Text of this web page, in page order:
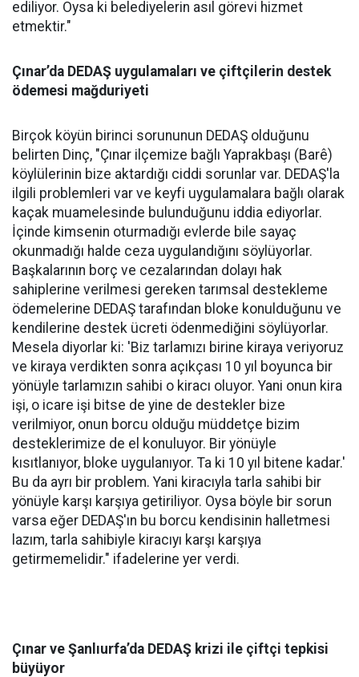
ediliyor. Oysa ki belediyelerin asıl görevi hizmet
etmektir."
Çınar’da DEDAŞ uygulamaları ve çiftçilerin destek
ödemesi mağduriyeti
Birçok köyün birinci sorununun DEDAŞ olduğunu
belirten Dinç, "Çınar ilçemize bağlı Yaprakbaşı (Barê)
köylülerinin bize aktardığı ciddi sorunlar var. DEDAŞ'la
ilgili problemleri var ve keyfi uygulamalara bağlı olarak
kaçak muamelesinde bulunduğunu iddia ediyorlar.
İçinde kimsenin oturmadığı evlerde bile sayaç
okunmadığı halde ceza uygulandığını söylüyorlar.
Başkalarının borç ve cezalarından dolayı hak
sahiplerine verilmesi gereken tarımsal destekleme
ödemelerine DEDAŞ tarafından bloke konulduğunu ve
kendilerine destek ücreti ödenmediğini söylüyorlar.
Mesela diyorlar ki: 'Biz tarlamızı birine kiraya veriyoruz
ve kiraya verdikten sonra açıkçası 10 yıl boyunca bir
yönüyle tarlamızın sahibi o kiracı oluyor. Yani onun kira
işi, o icare işi bitse de yine de destekler bize
verilmiyor, onun borcu olduğu müddetçe bizim
desteklerimize de el konuluyor. Bir yönüyle
kısıtlanıyor, bloke uygulanıyor. Ta ki 10 yıl bitene kadar.'
Bu da ayrı bir problem. Yani kiracıyla tarla sahibi bir
yönüyle karşı karşıya getiriliyor. Oysa böyle bir sorun
varsa eğer DEDAŞ'ın bu borcu kendisinin halletmesi
lazım, tarla sahibiyle kiracıyı karşı karşıya
getirmemelidir." ifadelerine yer verdi.
Çınar ve Şanlıurfa’da DEDAŞ krizi ile çiftçi tepkisi
büyüyor